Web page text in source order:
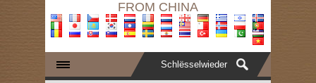
FROM CHINA